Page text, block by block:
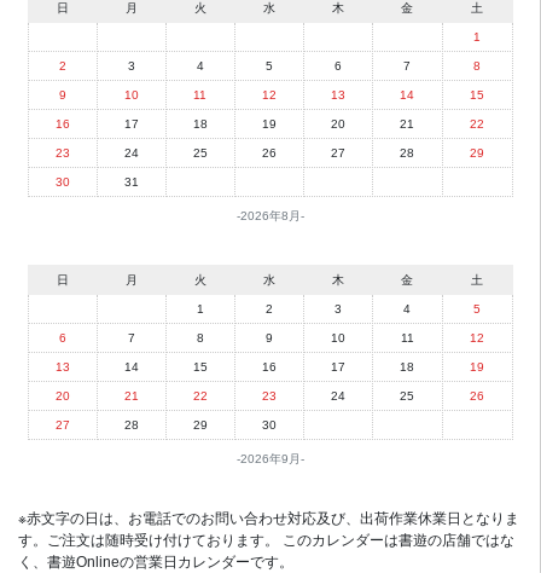
2026年8月
日 月 火 水 木 金 土
1
2 3 4 5 6 7 8
9 10 11 12 13 14 15
16 17 18 19 20 21 22
23 24 25 26 27 28 29
30 31
2026年9月
日 月 火 水 木 金 土
1 2 3 4 5
6 7 8 9 10 11 12
13 14 15 16 17 18 19
20 21 22 23 24 25 26
27 28 29 30
※赤文字の日は、お電話でのお問い合わせ対応及び、出荷作業休業日となりま
す。ご注文は随時受け付けております。 このカレンダーは書遊の店舗ではな
く、書遊Onlineの営業日カレンダーです。